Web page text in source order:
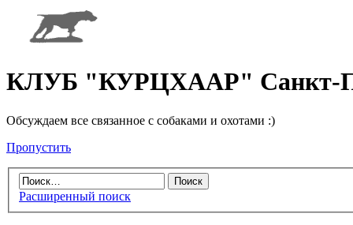
КЛУБ "КУРЦХААР" Санкт-
Обсуждаем все связанное с собаками и охотами :)
Пропустить
Расширенный поиск